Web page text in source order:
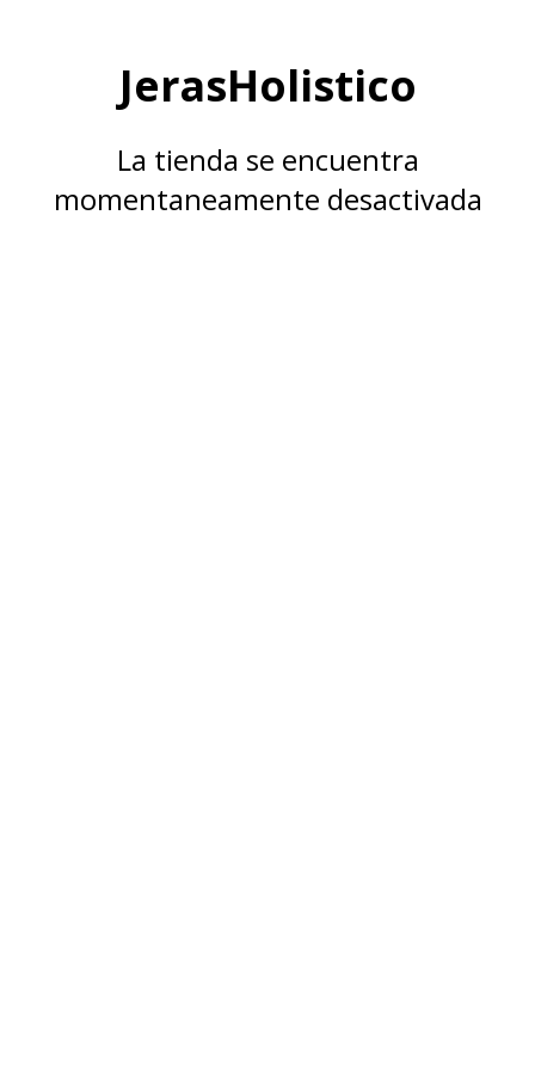
JerasHolistico
La tienda se encuentra
momentaneamente desactivada